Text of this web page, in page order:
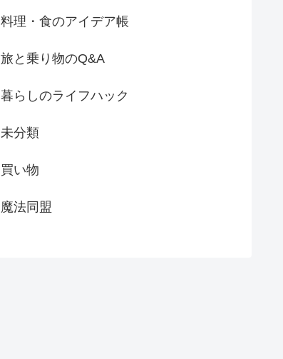
料理・食のアイデア帳
旅と乗り物のQ&A
暮らしのライフハック
未分類
買い物
魔法同盟